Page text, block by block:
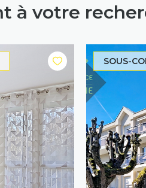
à votre
SOUS-